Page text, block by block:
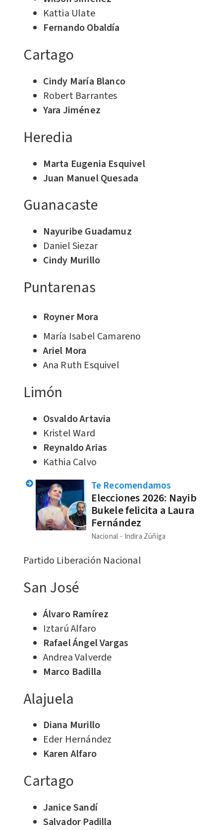
Kattia Ulate
Fernando Obaldía
Cartago
Cindy María Blanco
Robert Barrantes
Yara Jiménez
Heredia
Marta Eugenia Esquivel
Juan Manuel Quesada
Guanacaste
Nayuribe Guadamuz
Daniel Siezar
Cindy Murillo
Puntarenas
Royner Mora
María Isabel Camareno
Ariel Mora
Ana Ruth Esquivel
Limón
Osvaldo Artavia
Kristel Ward
Reynaldo Arias
Kathia Calvo
Te Recomendamos
Elecciones 2026: Nayib
Bukele felicita a Laura
Fernández
Nacional Indira Zúñiga
Partido Liberación Nacional
San José
Álvaro Ramírez
Iztarú Alfaro
Rafael Ángel Vargas
Andrea Valverde
Marco Badilla
Alajuela
Diana Murillo
Eder Hernández
Karen Alfaro
Cartago
Janice Sandí
Salvador Padilla